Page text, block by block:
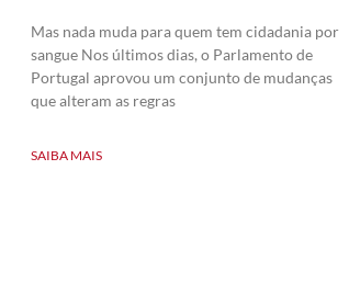
Mas nada muda para quem tem cidadania por
sangue Nos últimos dias, o Parlamento de
Portugal aprovou um conjunto de mudanças
que alteram as regras
SAIBA MAIS